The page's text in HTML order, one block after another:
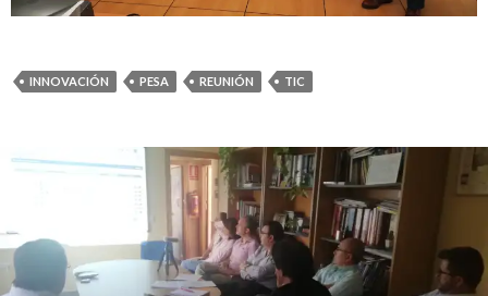
INNOVACIÓN PESA REUNIÓN TIC